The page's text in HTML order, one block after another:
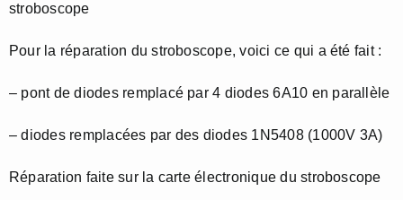
stroboscope
Pour la réparation du stroboscope, voici ce qui a été fait :
– pont de diodes remplacé par 4 diodes 6A10 en parallèle
– diodes remplacées par des diodes 1N5408 (1000V 3A)
Réparation faite sur la carte électronique du stroboscope